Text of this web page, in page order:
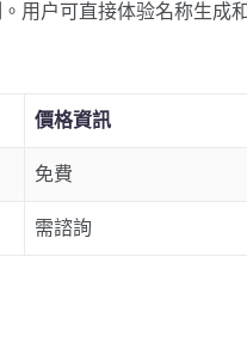
。用户可直接体验名称生成
價格資訊
免費
需諮詢